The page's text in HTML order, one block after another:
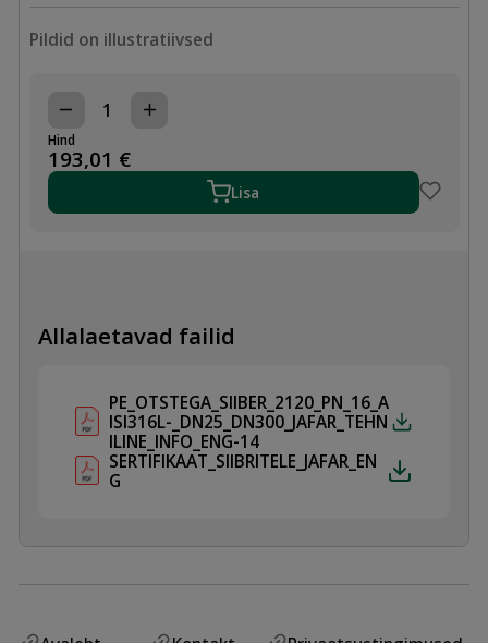
Pildid on illustratiivsed
MAAKRAAN
DN32/40,
PE
OTSTEGA,
EPDM,
Hind
193,01 €
Lisa
Allalaetavad failid
PE_OTSTEGA_SIIBER_2120_PN_16_A
ISI316L-_DN25_DN300_JAFAR_TEHN
ILINE_INFO_ENG-14
SERTIFIKAAT_SIIBRITELE_JAFAR_EN
G